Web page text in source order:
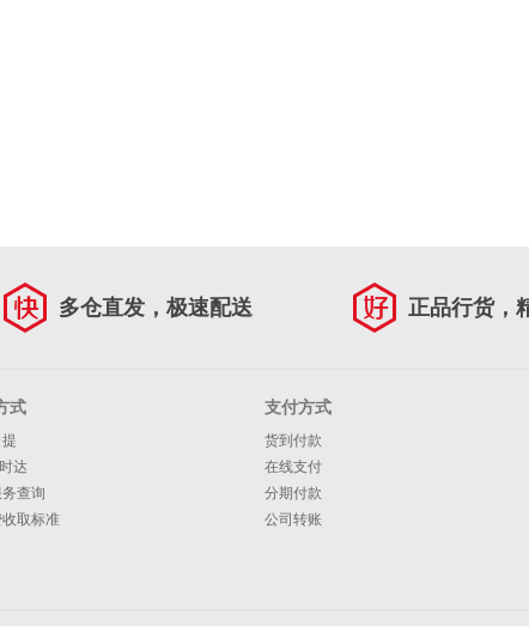
多仓直发，极速配送 正品行货，
式
达
查询
取标准
支付方式
货到付款
在线支付
分期付款
公司转账